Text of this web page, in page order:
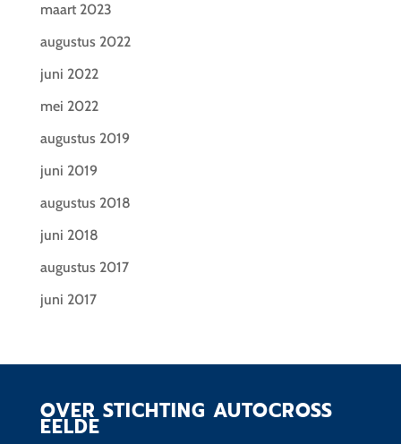
maart 2023
augustus 2022
juni 2022
mei 2022
augustus 2019
juni 2019
augustus 2018
juni 2018
augustus 2017
juni 2017
OVER STICHTING AUTOCROSS
EELDE